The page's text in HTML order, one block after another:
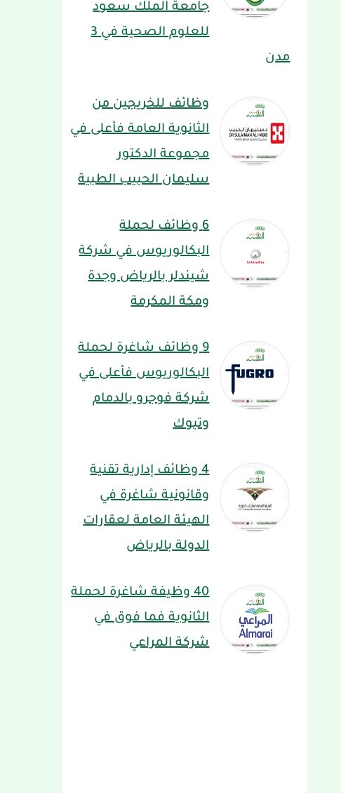
جامعة الملك سعود
للعلوم الصحية في 3
مدن
وظائف للخريجين من
الثانوية العامة فأعلى في
مجموعة الدكتور
سليمان الحبيب الطبية
6 وظائف لحملة
البكالوريوس في شركة
شيندلر بالرياض وجدة
ومكة المكرمة
9 وظائف شاغرة لحملة
البكالوريوس فأعلى في
شركة فوجرو بالدمام
وتبوك
4 وظائف إدارية تقنية
وقانونية شاغرة في
الهيئة العامة لعقارات
الدولة بالرياض
40 وظيفة شاغرة لحملة
الثانوية فما فوق في
شركة المراعي